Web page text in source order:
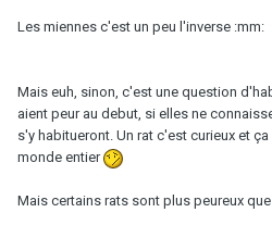
Les miennes c'est un peu l'inverse :mm:
Mais euh, sinon, c'est une question
aient peur au debut, si elles ne
s'y habitueront. Un rat c'est curieux et
monde entier
Mais certains rats sont plus peureux que